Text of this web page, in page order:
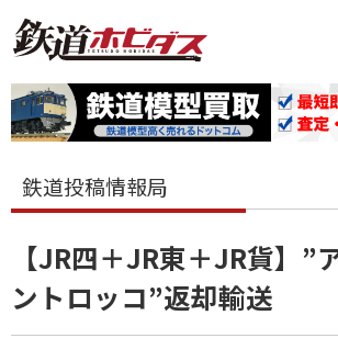
鉄道投稿情報局
【JR四＋JR東＋JR貨】”
ントロッコ”返却輸送